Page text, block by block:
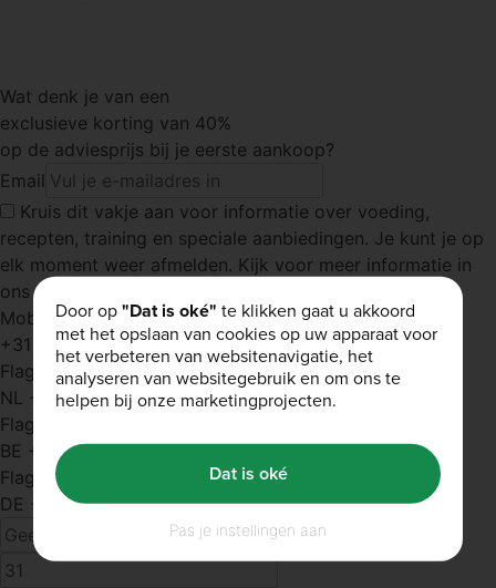
Wat denk je van een
exclusieve korting van 40%
op de adviesprijs bij je eerste aankoop?
Email
Kruis dit vakje aan voor informatie over voeding,
recepten, training en speciale aanbiedingen. Je kunt je op
elk moment weer afmelden. Kijk voor meer informatie in
ons privacybeleid
Mobiel nummer
+31
Flag
NL +31
Flag
BE +32
Flag
DE +49
Door op"Dat is oké" te klikken gaat u akkoord
met het opslaan van cookies op uw apparaat voor
het verbeteren van websitenavigatie, het
analyseren van websitegebruik en om ons te
helpen bij onze marketingprojecten.
Pas je instellingen aan
Dat is oké